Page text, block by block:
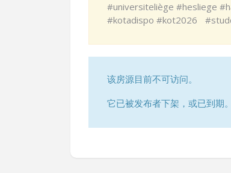
#universiteliège #hesliege
#kotadispo #kot2026
该房源目前不可访问。
它已被发布者下架，或已到期。